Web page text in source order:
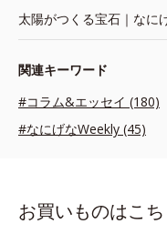
太陽がつくる宝石｜なに
関連キーワード
#コラム&エッセイ (180)
#なにげなWeekly (45)
お買いものはこち